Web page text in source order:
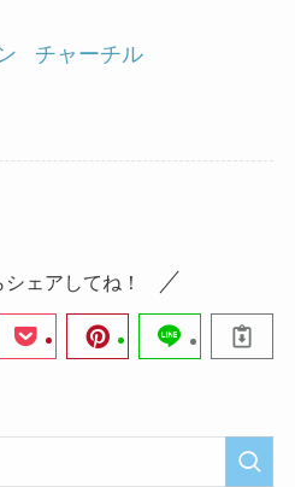
チャーチル
ェアしてね！